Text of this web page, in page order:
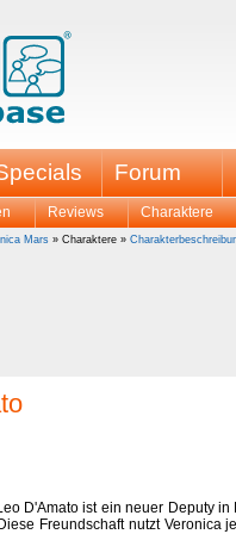
Forum
Reviews Charaktere
Mars » Charaktere »
D'Amato ist ein neuer Deputy
Freundschaft nutzt Veronica